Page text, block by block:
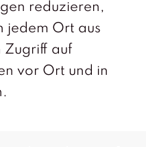
reduzieren,
jedem Ort aus
Zugriff auf
vor Ort und in